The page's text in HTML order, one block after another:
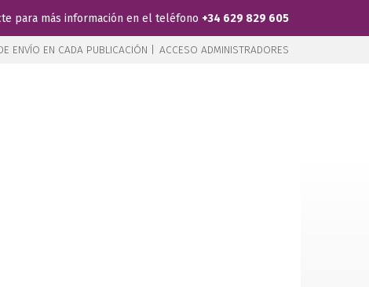
para más información en el teléfono +34 629 829 605
ENVÍO EN CADA PUBLICACIÓN | ACCESO ADMINISTRADORES